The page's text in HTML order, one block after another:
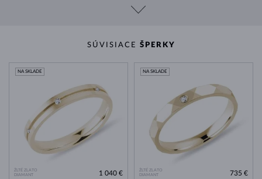
SÚVISIACE ŠPERKY
ŽLTÉ ZLATO
DIAMANT
NA SKLADE
1 040 €
ŽLTÉ ZLATO
DIAMANT
NA SKLADE
735 €